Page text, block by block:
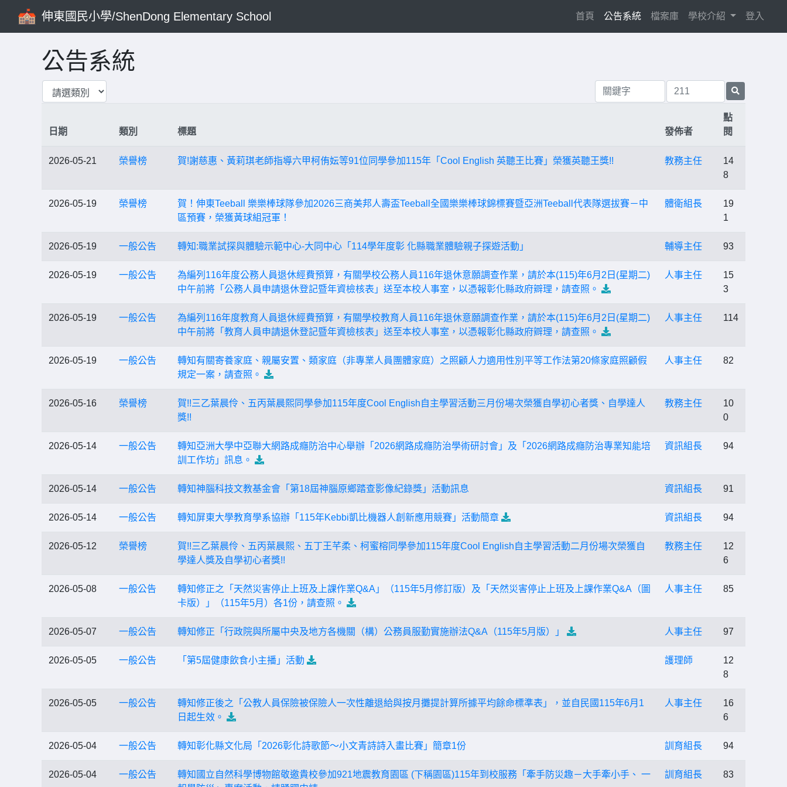
伸東國民小學/ShenDong Elementary School 首頁 (current)
公告系統 檔案庫 學校介紹 登入
公告系統
日期 類別 標題 發佈者
點
閱
2026-05-21 榮譽榜 賀!謝慈惠、黃莉琪老師指導六甲柯侑妘等91位同學參加115年「Cool English 英聽王比賽」榮獲英聽王獎!! 教務主任
14
8
2026-05-19 榮譽榜
賀！伸東Teeball 樂樂棒球隊參加2026三商美邦人壽盃Teeball全國樂樂棒球錦標賽暨亞洲Teeball代表隊選拔賽－中
區預賽，榮獲黃球組冠軍！
體衛組長
19
1
2026-05-19 一般公告 轉知:職業試探與體驗示範中心-大同中心「114學年度彰 化縣職業體驗親子探遊活動」 輔導主任 93
2026-05-19 一般公告
為編列116年度公務人員退休經費預算，有關學校公務人員116年退休意願調查作業，請於本(115)年6月2日(星期二)
中午前將「公務人員申請退休登記暨年資檢核表」送至本校人事室，以憑報彰化縣政府辧理，請查照。
人事主任
15
3
2026-05-19 一般公告
為編列116年度教育人員退休經費預算，有關學校教育人員116年退休意願調查作業，請於本(115)年6月2日(星期二)
中午前將「教育人員申請退休登記暨年資檢核表」送至本校人事室，以憑報彰化縣政府辧理，請查照。
人事主任 114
2026-05-19 一般公告
轉知有關寄養家庭、親屬安置、類家庭（非專業人員團體家庭）之照顧人力適用性別平等工作法第20條家庭照顧假
規定一案，請查照。
人事主任 82
2026-05-16 榮譽榜
賀!!三乙葉晨伶、五丙葉晨熙同學參加115年度Cool English自主學習活動三月份場次榮獲自學初心者獎、自學達人
獎!!
教務主任
10
0
2026-05-14 一般公告
轉知亞洲大學中亞聯大網路成癮防治中心舉辦「2026網路成癮防治學術研討會」及「2026網路成癮防治專業知能培
訓工作坊」訊息。
資訊組長 94
2026-05-14 一般公告 轉知神腦科技文教基金會「第18屆神腦原鄉踏查影像紀錄獎」活動訊息 資訊組長 91
2026-05-14 一般公告 轉知屏東大學教育學系協辦「115年Kebbi凱比機器人創新應用競賽」活動簡章 資訊組長 94
2026-05-12 榮譽榜
賀!!三乙葉晨伶、五丙葉晨熙、五丁王芊柔、柯蜜榕同學參加115年度Cool English自主學習活動二月份場次榮獲自
學達人獎及自學初心者獎!!
教務主任
12
6
2026-05-08 一般公告
轉知修正之「天然災害停止上班及上課作業Q&A」（115年5月修訂版）及「天然災害停止上班及上課作業Q&A（圖
卡版）」（115年5月）各1份，請查照。
人事主任 85
2026-05-07 一般公告 轉知修正「行政院與所屬中央及地方各機關（構）公務員服勤實施辦法Q&A（115年5月版）」 人事主任 97
2026-05-05 一般公告 「第5屆健康飲食小主播」活動 護理師
12
8
2026-05-05 一般公告
轉知修正後之「公教人員保險被保險人一次性離退給與按月攤提計算所據平均餘命標準表」，並自民國115年6月1
日起生效。
人事主任
16
6
2026-05-04 一般公告 轉知彰化縣文化局「2026彰化詩歌節～小文青詩詩入畫比賽」簡章1份 訓育組長 94
2026-05-04 一般公告
轉知國立自然科學博物館敬邀貴校參加921地震教育園區 (下稱園區)115年到校服務「牽手防災趣－大手牽小手、 一
訓育組長 83